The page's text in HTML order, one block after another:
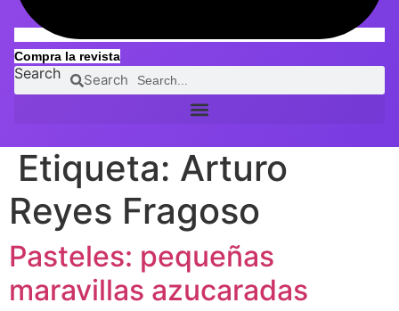
Compra la revista
Search Search
Etiqueta: Arturo
Reyes Fragoso
Pasteles: pequeñas
maravillas azucaradas